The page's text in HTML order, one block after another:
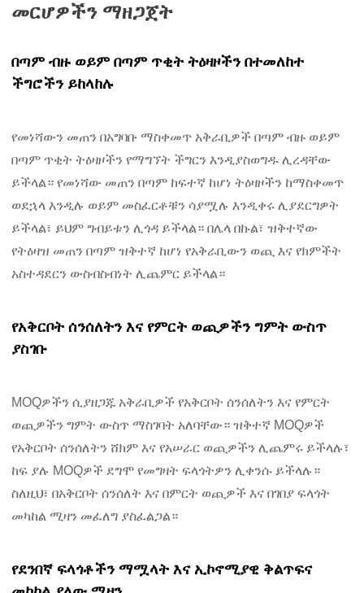
መርሆዎችን ማዘጋጀት
በጣም ብዙ ወይም በጣም ጥቂት ትዕዛዞችን በተመለከተ
ችግሮችን ይከላከሉ
የመነሻውን መጠን በአግባቡ ማስቀመጥ አቅራቢዎች በጣም ብዙ ወይም
በጣም ጥቂት ትዕዛዞችን የማግኘት ችግርን እንዲያስወግዱ ሊረዳቸው
ይችላል። የመነሻው መጠን በጣም ከፍተኛ ከሆነ ትዕዛዞችን ከማስቀመጥ
ወደኋላ እንዲሉ ወይም መስፈርቶቹን ሳያሟሉ እንዲቀሩ ሊያደርግዎት
ይችላል፣ ይህም ግብይቱን ሊጎዳ ይችላል። በሌላ በኩል፣ ዝቅተኛው
የትዕዛዝ መጠን በጣም ዝቅተኛ ከሆነ የአቅራቢውን ወጪ እና የክምችት
አስተዳደርን ውስብስብነት ሊጨምር ይችላል።
የአቅርቦት ሰንሰለትን እና የምርት ወጪዎችን ግምት ውስጥ
ያስገቡ
MOQዎችን ሲያዘጋጁ አቅራቢዎች የአቅርቦት ሰንሰለትን እና የምርት
ወጪዎችን ግምት ውስጥ ማስገባት አለባቸው። ዝቅተኛ MOQዎች
የአቅርቦት ሰንሰለትን ሸክም እና የአሠራር ወጪዎችን ሊጨምሩ ይችላሉ፣
ከፍ ያሉ MOQዎች ደግሞ የመግዛት ፍላጎትዎን ሊቀንሱ ይችላሉ።
ስለዚህ፣ በአቅርቦት ሰንሰለት እና በምርት ወጪዎች እና በገበያ ፍላጎት
መካከል ሚዛን መፈለግ ያስፈልጋል።
የደንበኛ ፍላጎቶችን ማሟላት እና ኢኮኖሚያዊ ቅልጥፍና